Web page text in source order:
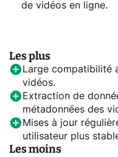
de vidéos en ligne.
Les plus
Large compatibilité
vidéos.
Extraction de
métadonnées des
Mises à jour
utilisateur plus
Les moins